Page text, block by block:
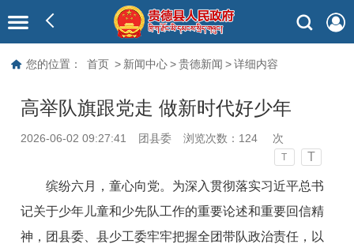
您的位置： 首页 > 新闻中心 > 贵德新闻 > 详细内容
高举队旗跟党走 做新时代好少年
2026-06-02 09:27:41 团县委 浏览次数： 124 次
T T
缤纷六月，童心向党。为深入贯彻落实习近平总书
记关于少年儿童和少先队工作的重要论述和重要回信精
神，团县委、县少工委牢牢把握全团带队政治责任，以